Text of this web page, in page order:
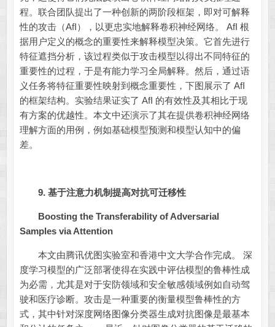
程。联合团队提出了一种创新的两阶段框架，即对可解释
性的攻击（AfI），以更忠实地解释卷积神经网络。 AfI 根
据用户定义的概念的重要性来解释模型决策。它首先进行
特征遮挡分析，该过程类似于攻击模型以得出不同特征的
重要性的过程，于是有能力学习全局解释。然后，通过语
义任务将特征重要性映射到概念重要性，下图展示了 AfI
的框架结构。实验结果证实了 AfI 的有效性及其相比于现
有方案的优越性。本文中还演示了其在提供卷积神经网络
理解方面的用例，例如基础模型预测和模型认知中的偏
差。
9. 基于注意力机制提高对抗可迁移性
Boosting the Transferability of Adversarial
Samples via Attention
本文由腾讯优图实验室和香港中文大学合作完成。 深
度学习模型的广泛部署使得在实践中评估模型的鲁棒性成
为必需，尤其是对于安防领域和安全敏感领域例如自动驾
驶和医疗诊断。攻击是一种重要的衡量模型鲁棒性的方
式，其中针对深度网络图像分类器生成对抗图像是最基本